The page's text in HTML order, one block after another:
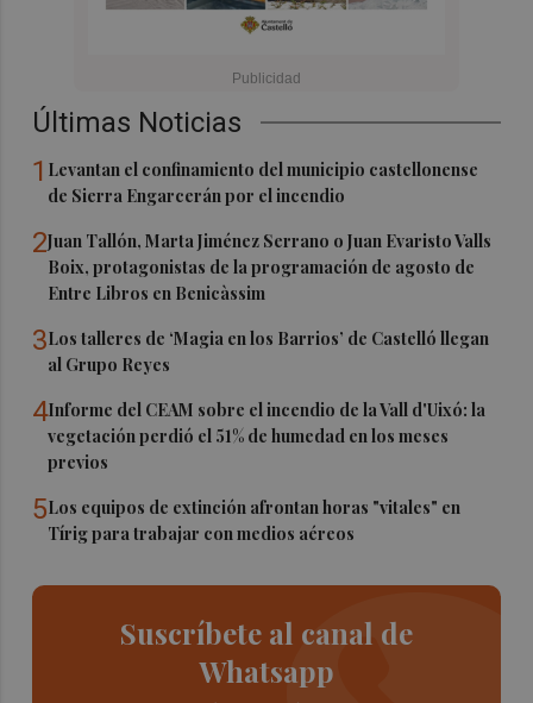
Últimas Noticias
1 Levantan el confinamiento del municipio castellonense
de Sierra Engarcerán por el incendio
2Juan Tallón, Marta Jiménez Serrano o Juan Evaristo Valls
Boix, protagonistas de la programación de agosto de
Entre Libros en Benicàssim
3Los talleres de ‘Magia en los Barrios’ de Castelló llegan
al Grupo Reyes
4Informe del CEAM sobre el incendio de la Vall d'Uixó: la
vegetación perdió el 51% de humedad en los meses
previos
5Los equipos de extinción afrontan horas "vitales" en
Tírig para trabajar con medios aéreos
Suscríbete al canal de
Whatsapp